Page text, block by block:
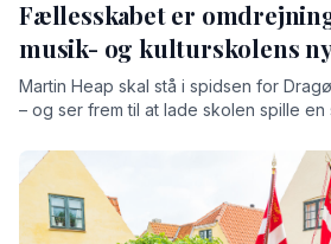
Fællesskabet er
musik- og kulturskolens
Martin Heap skal stå i spidsen for
– og ser frem til at lade skolen spille en